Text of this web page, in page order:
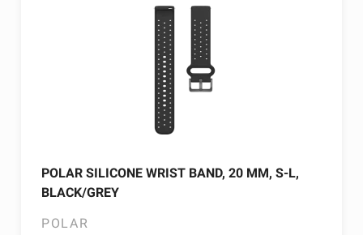
POLAR SILICONE WRIST BAND, 20 MM, S-L,
BLACK/GREY
POLAR